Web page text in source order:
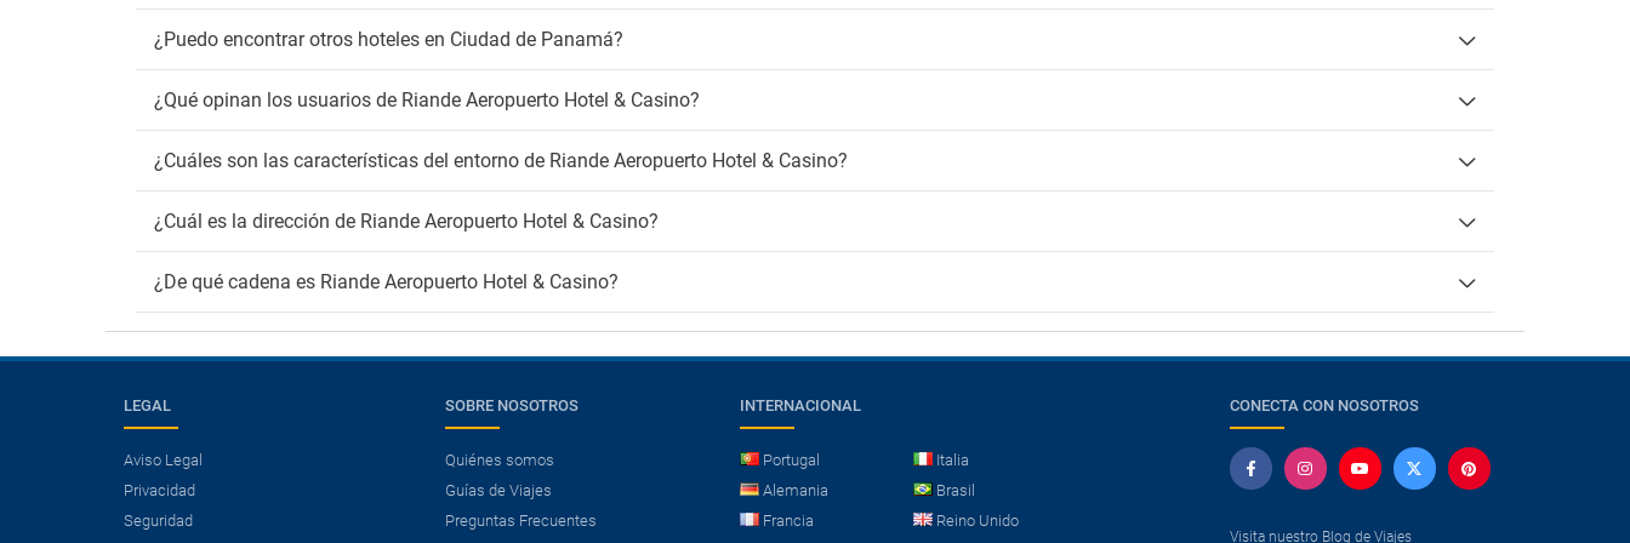
¿Puedo encontrar otros hoteles en Ciudad de Panamá?
¿Qué opinan los usuarios de Riande Aeropuerto Hotel & Casino?
¿Cuáles son las características del entorno de Riande Aeropuerto Hotel & Casino?
¿Cuál es la dirección de Riande Aeropuerto Hotel & Casino?
¿De qué cadena es Riande Aeropuerto Hotel & Casino?
LEGAL
Aviso Legal
Privacidad
Seguridad
SOBRE NOSOTROS
Quiénes somos
Guías de Viajes
Preguntas Frecuentes
INTERNACIONAL
Portugal
Italia
Alemania
Brasil
Francia
Reino Unido
CONECTA CON NOSOTROS
Visita nuestro Blog de Viajes